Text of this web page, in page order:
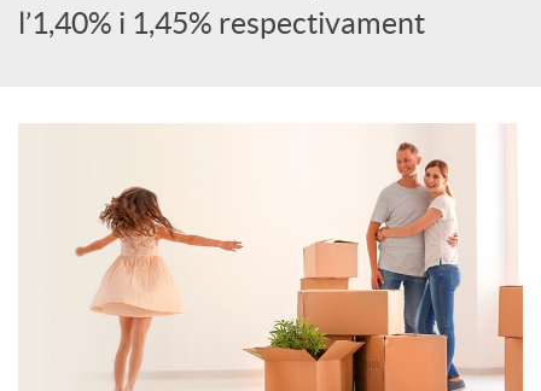
c
i
l’1,40% i 1,45% respectivament